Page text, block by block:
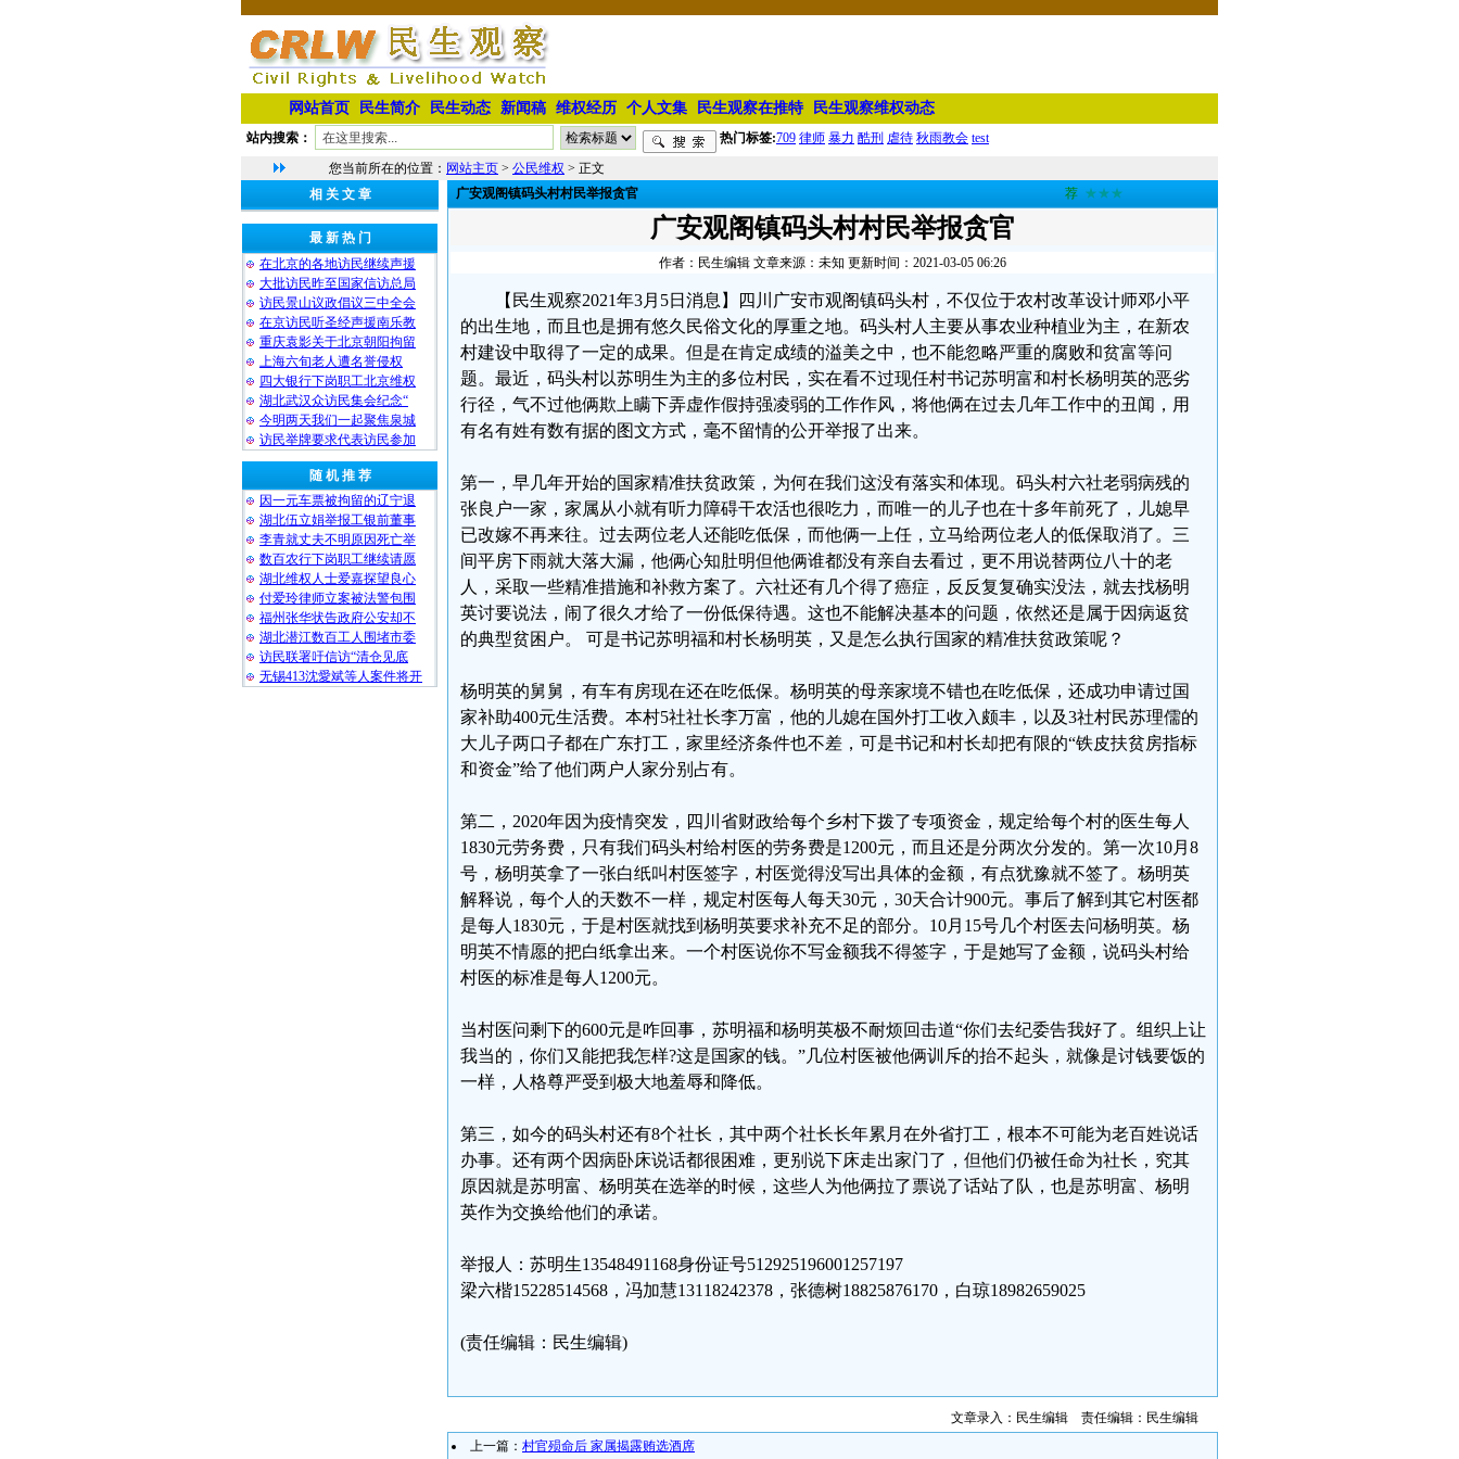
网站首页 民生简介 民生动态 新闻稿 维权经历 个人文集 民生观察在推特 民生观察维权动态
站内搜索： 热门标签:709 律师 暴力 酷刑 虐待 秋雨教会 test
您当前所在的位置： 网站主页 > 公民维权 > 正文
相 关 文 章
最 新 热 门
在北京的各地访民继续声援
大批访民昨至国家信访总局
访民景山议政倡议三中全会
在京访民听圣经声援南乐教
重庆袁影关于北京朝阳拘留
上海六旬老人遭名誉侵权
四大银行下岗职工北京维权
湖北武汉众访民集会纪念“
今明两天我们一起聚焦泉城
访民举牌要求代表访民参加
随 机 推 荐
因一元车票被拘留的辽宁退
湖北伍立娟举报工银前董事
李青就丈夫不明原因死亡举
数百农行下岗职工继续请愿
湖北维权人士爱嘉探望良心
付爱玲律师立案被法警包围
福州张华状告政府公安却不
湖北潜江数百工人围堵市委
访民联署吁信访“清仓见底
无锡413沈愛斌等人案件将开
广安观阁镇码头村村民举报贪官 荐 ★★★
广安观阁镇码头村村民举报贪官
作者：民生编辑 文章来源：未知 更新时间：2021-03-05 06:26
【民生观察2021年3月5日消息】四川广安市观阁镇码头村，不仅位于农村改革设计师邓小平
的出生地，而且也是拥有悠久民俗文化的厚重之地。码头村人主要从事农业种植业为主，在新农
村建设中取得了一定的成果。但是在肯定成绩的溢美之中，也不能忽略严重的腐败和贫富等问
题。最近，码头村以苏明生为主的多位村民，实在看不过现任村书记苏明富和村长杨明英的恶劣
行径，气不过他俩欺上瞒下弄虚作假持强凌弱的工作作风，将他俩在过去几年工作中的丑闻，用
有名有姓有数有据的图文方式，毫不留情的公开举报了出来。
第一，早几年开始的国家精准扶贫政策，为何在我们这没有落实和体现。码头村六社老弱病残的
张良户一家，家属从小就有听力障碍干农活也很吃力，而唯一的儿子也在十多年前死了，儿媳早
已改嫁不再来往。过去两位老人还能吃低保，而他俩一上任，立马给两位老人的低保取消了。三
间平房下雨就大落大漏，他俩心知肚明但他俩谁都没有亲自去看过，更不用说替两位八十的老
人，采取一些精准措施和补救方案了。六社还有几个得了癌症，反反复复确实没法，就去找杨明
英讨要说法，闹了很久才给了一份低保待遇。这也不能解决基本的问题，依然还是属于因病返贫
的典型贫困户。 可是书记苏明福和村长杨明英，又是怎么执行国家的精准扶贫政策呢？
杨明英的舅舅，有车有房现在还在吃低保。杨明英的母亲家境不错也在吃低保，还成功申请过国
家补助400元生活费。本村5社社长李万富，他的儿媳在国外打工收入颇丰，以及3社村民苏理儒的
大儿子两口子都在广东打工，家里经济条件也不差，可是书记和村长却把有限的“铁皮扶贫房指标
和资金”给了他们两户人家分别占有。
第二，2020年因为疫情突发，四川省财政给每个乡村下拨了专项资金，规定给每个村的医生每人
1830元劳务费，只有我们码头村给村医的劳务费是1200元，而且还是分两次分发的。第一次10月8
号，杨明英拿了一张白纸叫村医签字，村医觉得没写出具体的金额，有点犹豫就不签了。杨明英
解释说，每个人的天数不一样，规定村医每人每天30元，30天合计900元。事后了解到其它村医都
是每人1830元，于是村医就找到杨明英要求补充不足的部分。10月15号几个村医去问杨明英。杨
明英不情愿的把白纸拿出来。一个村医说你不写金额我不得签字，于是她写了金额，说码头村给
村医的标准是每人1200元。
当村医问剩下的600元是咋回事，苏明福和杨明英极不耐烦回击道“你们去纪委告我好了。组织上让
我当的，你们又能把我怎样?这是国家的钱。”几位村医被他俩训斥的抬不起头，就像是讨钱要饭的
一样，人格尊严受到极大地羞辱和降低。
第三，如今的码头村还有8个社长，其中两个社长长年累月在外省打工，根本不可能为老百姓说话
办事。还有两个因病卧床说话都很困难，更别说下床走出家门了，但他们仍被任命为社长，究其
原因就是苏明富、杨明英在选举的时候，这些人为他俩拉了票说了话站了队，也是苏明富、杨明
英作为交换给他们的承诺。
举报人：苏明生13548491168身份证号512925196001257197
梁六楷15228514568，冯加慧13118242378，张德树18825876170，白琼18982659025
(责任编辑：民生编辑)
文章录入：民生编辑 责任编辑：民生编辑
上一篇： 村官殒命后 家属揭露贿选酒席